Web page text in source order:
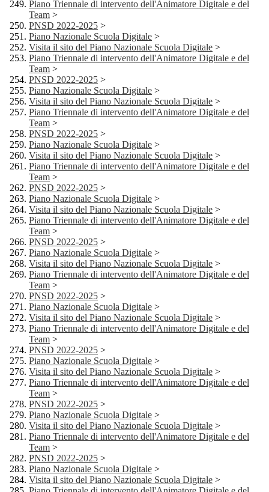
Piano Triennale di intervento dell'Animatore Digitale e del
Team >
PNSD 2022-2025 >
Piano Nazionale Scuola Digitale >
Visita il sito del Piano Nazionale Scuola Digitale >
Piano Triennale di intervento dell'Animatore Digitale e del
Team >
PNSD 2022-2025 >
Piano Nazionale Scuola Digitale >
Visita il sito del Piano Nazionale Scuola Digitale >
Piano Triennale di intervento dell'Animatore Digitale e del
Team >
PNSD 2022-2025 >
Piano Nazionale Scuola Digitale >
Visita il sito del Piano Nazionale Scuola Digitale >
Piano Triennale di intervento dell'Animatore Digitale e del
Team >
PNSD 2022-2025 >
Piano Nazionale Scuola Digitale >
Visita il sito del Piano Nazionale Scuola Digitale >
Piano Triennale di intervento dell'Animatore Digitale e del
Team >
PNSD 2022-2025 >
Piano Nazionale Scuola Digitale >
Visita il sito del Piano Nazionale Scuola Digitale >
Piano Triennale di intervento dell'Animatore Digitale e del
Team >
PNSD 2022-2025 >
Piano Nazionale Scuola Digitale >
Visita il sito del Piano Nazionale Scuola Digitale >
Piano Triennale di intervento dell'Animatore Digitale e del
Team >
PNSD 2022-2025 >
Piano Nazionale Scuola Digitale >
Visita il sito del Piano Nazionale Scuola Digitale >
Piano Triennale di intervento dell'Animatore Digitale e del
Team >
PNSD 2022-2025 >
Piano Nazionale Scuola Digitale >
Visita il sito del Piano Nazionale Scuola Digitale >
Piano Triennale di intervento dell'Animatore Digitale e del
Team >
PNSD 2022-2025 >
Piano Nazionale Scuola Digitale >
Visita il sito del Piano Nazionale Scuola Digitale >